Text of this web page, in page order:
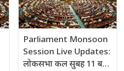
Parliament Monsoon
Session Live Updates:
लोकसभा कल सुबह 11 बजे